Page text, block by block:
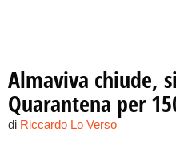
Almaviva chiude,
Quarantena per
di Riccardo Lo Verso